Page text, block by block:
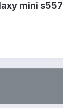
mini